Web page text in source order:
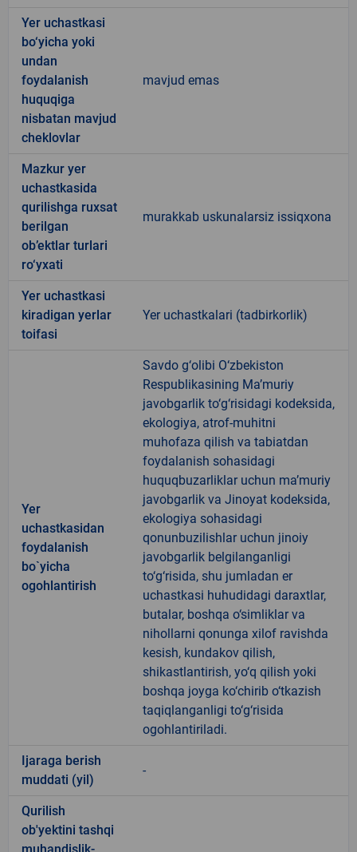
Yer uchastkasi
bo‘yicha yoki
undan
foydalanish
huquqiga
nisbatan mavjud
cheklovlar
mavjud emas
Mazkur yer
uchastkasida
qurilishga ruxsat
berilgan
ob’ektlar turlari
ro‘yxati
murakkab uskunalarsiz issiqxona
Yer uchastkasi
kiradigan yerlar
toifasi
Yer uchastkalari (tadbirkorlik)
Yer
uchastkasidan
foydalanish
bo`yicha
ogohlantirish
Savdo g‘olibi O‘zbekiston
Respublikasining Ma’muriy
javobgarlik to‘g‘risidagi kodeksida,
ekologiya, atrof-muhitni
muhofaza qilish va tabiatdan
foydalanish sohasidagi
huquqbuzarliklar uchun ma’muriy
javobgarlik va Jinoyat kodeksida,
ekologiya sohasidagi
qonunbuzilishlar uchun jinoiy
javobgarlik belgilanganligi
to‘g‘risida, shu jumladan er
uchastkasi huhudidagi daraxtlar,
butalar, boshqa o‘simliklar va
nihollarni qonunga xilof ravishda
kesish, kundakov qilish,
shikastlantirish, yo‘q qilish yoki
boshqa joyga ko‘chirib o‘tkazish
taqiqlanganligi to‘g‘risida
ogohlantiriladi.
Ijaraga berish
muddati (yil)
-
Qurilish
ob'yektini tashqi